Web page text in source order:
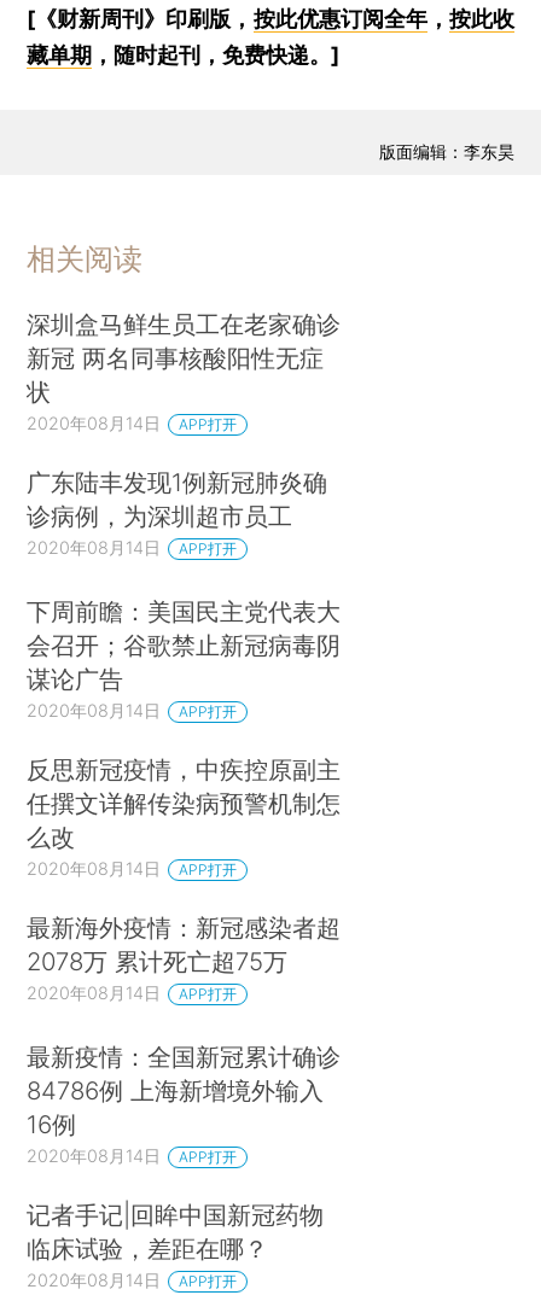
[《财新周刊》印刷版， 按此优惠订阅全年， 按此收
藏单期 ，随时起刊，免费快递。]
版面编辑：李东昊
相关阅读
深圳盒马鲜生员工在老家确诊
新冠 两名同事核酸阳性无症
状
2020年08月14日 APP打开
广东陆丰发现1例新冠肺炎确
诊病例，为深圳超市员工
2020年08月14日 APP打开
下周前瞻：美国民主党代表大
会召开；谷歌禁止新冠病毒阴
谋论广告
2020年08月14日 APP打开
反思新冠疫情，中疾控原副主
任撰文详解传染病预警机制怎
么改
2020年08月14日 APP打开
最新海外疫情：新冠感染者超
2078万 累计死亡超75万
2020年08月14日 APP打开
最新疫情：全国新冠累计确诊
84786例 上海新增境外输入
16例
2020年08月14日 APP打开
记者手记|回眸中国新冠药物
临床试验，差距在哪？
2020年08月14日 APP打开